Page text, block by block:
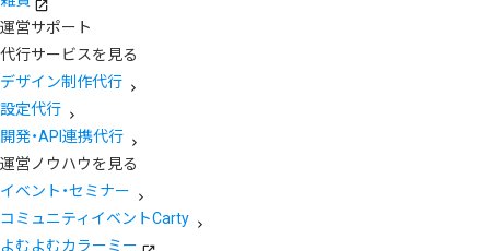
運営サポート
代行サービスを見る
デザイン制作代行
設定代行
開発・API連携代行
運営ノウハウを見る
イベント・セミナー
コミュニティイベントCarty
よむよむカラーミー